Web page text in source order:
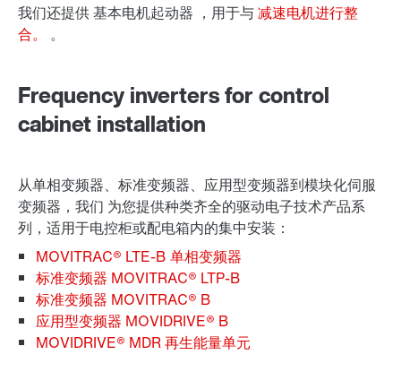
我们还提供基本电机起动器 ，用于与减速电机进行整
合。
。
Frequency inverters for control
cabinet installation
从单相变频器、标准变频器、应用型变频器到模块化伺服
变频器，我们 为您提供种类齐全的驱动电子技术产品系
列 ，适用于电控柜或配电箱内的集中安装：
MOVITRAC® LTE-B 单相变频器
标准变频器 MOVITRAC® LTP-B
标准变频器 MOVITRAC® B
应用型变频器 MOVIDRIVE® B
MOVIDRIVE® MDR 再生能量单元